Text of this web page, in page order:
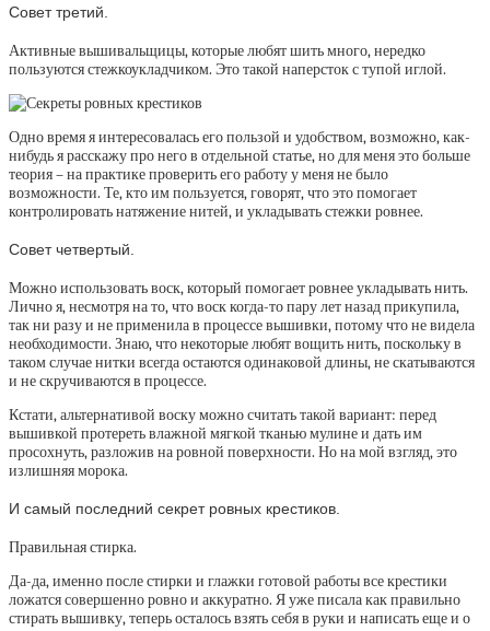
Совет третий.
Активные вышивальщицы, которые любят шить много, нередко
пользуются стежкоукладчиком. Это такой наперсток с тупой иглой.
Одно время я интересовалась его пользой и удобством, возможно, как-
нибудь я расскажу про него в отдельной статье, но для меня это больше
теория – на практике проверить его работу у меня не было
возможности. Те, кто им пользуется, говорят, что это помогает
контролировать натяжение нитей, и укладывать стежки ровнее.
Совет четвертый.
Можно использовать воск, который помогает ровнее укладывать нить.
Лично я, несмотря на то, что воск когда-то пару лет назад прикупила,
так ни разу и не применила в процессе вышивки, потому что не видела
необходимости. Знаю, что некоторые любят вощить нить, поскольку в
таком случае нитки всегда остаются одинаковой длины, не скатываются
и не скручиваются в процессе.
Кстати, альтернативой воску можно считать такой вариант: перед
вышивкой протереть влажной мягкой тканью мулине и дать им
просохнуть, разложив на ровной поверхности. Но на мой взгляд, это
излишняя морока.
И самый последний секрет ровных крестиков.
Правильная стирка.
Да-да, именно после стирки и глажки готовой работы все крестики
ложатся совершенно ровно и аккуратно. Я уже писала как правильно
стирать вышивку, теперь осталось взять себя в руки и написать еще и о